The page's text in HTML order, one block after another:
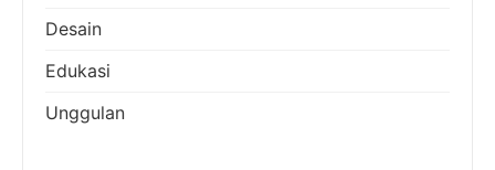
Desain
Edukasi
Unggulan